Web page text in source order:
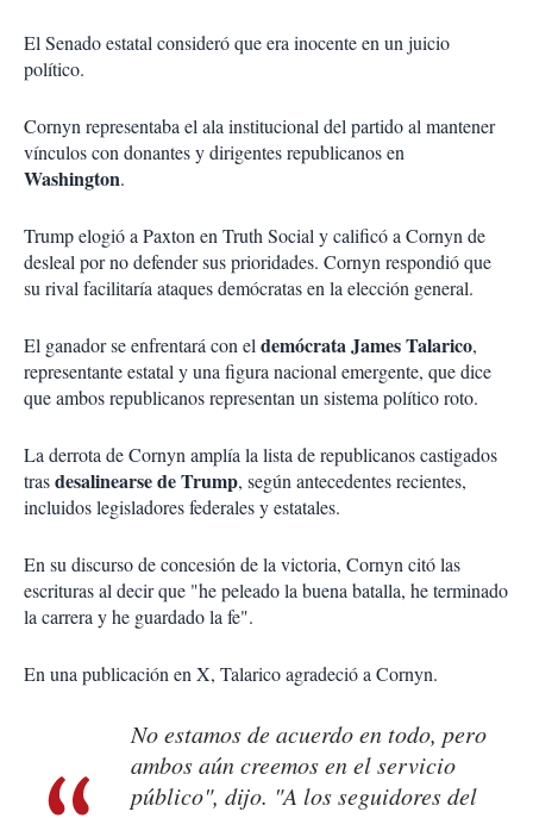
El Senado estatal consideró que era inocente en un juicio
político.
Cornyn representaba el ala institucional del partido al mantener
vínculos con donantes y dirigentes republicanos en
Washington.
Trump elogió a Paxton en Truth Social y calificó a Cornyn de
desleal por no defender sus prioridades. Cornyn respondió que
su rival facilitaría ataques demócratas en la elección general.
El ganador se enfrentará con eldemócrata James Talarico,
representante estatal y una figura nacional emergente, que dice
que ambos republicanos representan un sistema político roto.
La derrota de Cornyn amplía la lista de republicanos castigados
trasdesalinearse de Trump, según antecedentes recientes,
incluidos legisladores federales y estatales.
En su discurso de concesión de la victoria, Cornyn citó las
escrituras al decir que "he peleado la buena batalla, he terminado
la carrera y he guardado la fe".
En una publicación en X, Talarico agradeció a Cornyn.
No estamos de acuerdo en todo, pero
ambos aún creemos en el servicio
público", dijo. "A los seguidores del